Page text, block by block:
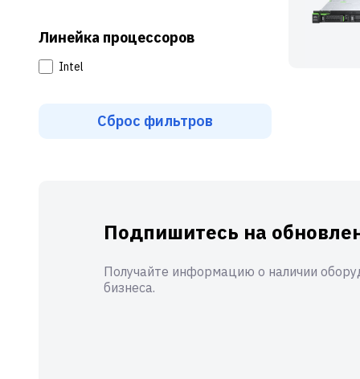
Линейка процессоров
Intel
Сброс фильтров
Подпишитесь на
Получайте информацию о наличии
бизнеса.